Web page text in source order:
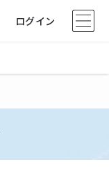
ログイン